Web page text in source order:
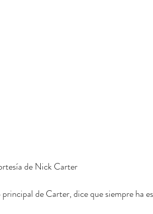
de Nick Carter
de Carter, dice que siempre ha